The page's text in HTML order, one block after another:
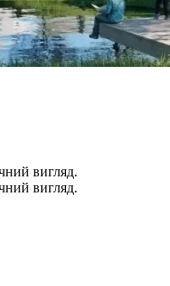
вигляд.
вигляд.